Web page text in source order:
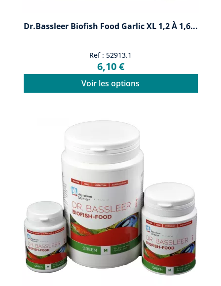
Dr.Bassleer Biofish Food Garlic XL 1,2 À 1,6...
Ref : 52913.1
6,10 €
Voir les options